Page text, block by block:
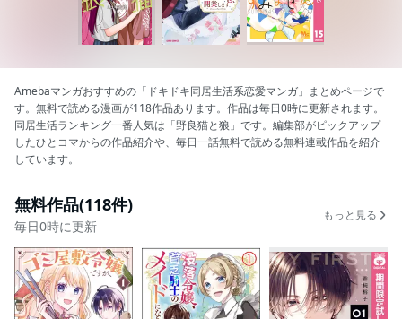
Amebaマンガおすすめの「ドキドキ同居生活系恋愛マンガ」まとめページで
す。無料で読める漫画が118作品あります。作品は毎日0時に更新されます。
同居生活ランキング一番人気は「野良猫と狼」です。編集部がピックアップ
したひとコマからの作品紹介や、毎日一話無料で読める無料連載作品を紹介
しています。
無料作品(118件)
毎日0時に更新
もっと見る